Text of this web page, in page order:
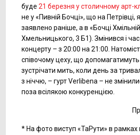
буде 21 березня у столичному арт-
не у «Пивній Бочці», що на Петрівці,
заявлено раніше, а в «Бочці
Хмельницького, 3 Б1). Змінився і
концерту – з 20:00 на 21:00.
співочому цеху, що допомагатимуть
зустрічати мить, коли день за
з ніччю, – гурт Verlibena – не
поза всілякою конкуренцією.
* На фото виступ «ТаРути» в рамках